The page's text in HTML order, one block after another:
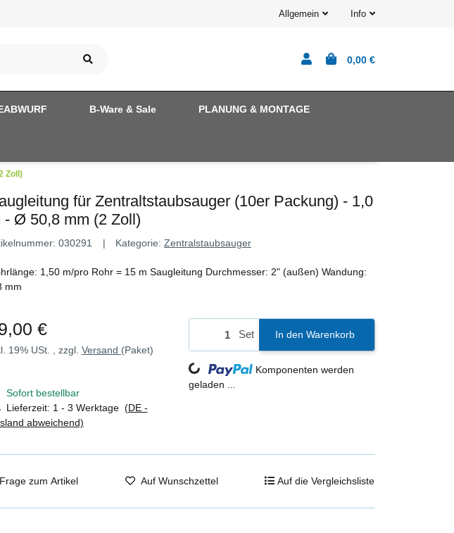
Allgemein Info
0,00 €
B-Ware & Sale PLANUNG & MONTAGE
Zoll)
für Zentraltstaubsauger (10er Packung) - 1,0
- Ø 50,8 mm (2 Zoll)
030291 Kategorie: Zentralstaubsauger
1,50 m/pro Rohr = 15 m Saugleitung Durchmesser: 2" (außen) Wandung:
mm
€
19% USt. , zzgl. Versand (Paket)
Sofort bestellbar
Lieferzeit: 1 - 3 Werktage (DE -
abweichend)
Set In den Warenkorb
Loading...
Komponenten werden
geladen ...
Frage zum Artikel Auf Wunschzettel Auf die Vergleichsliste